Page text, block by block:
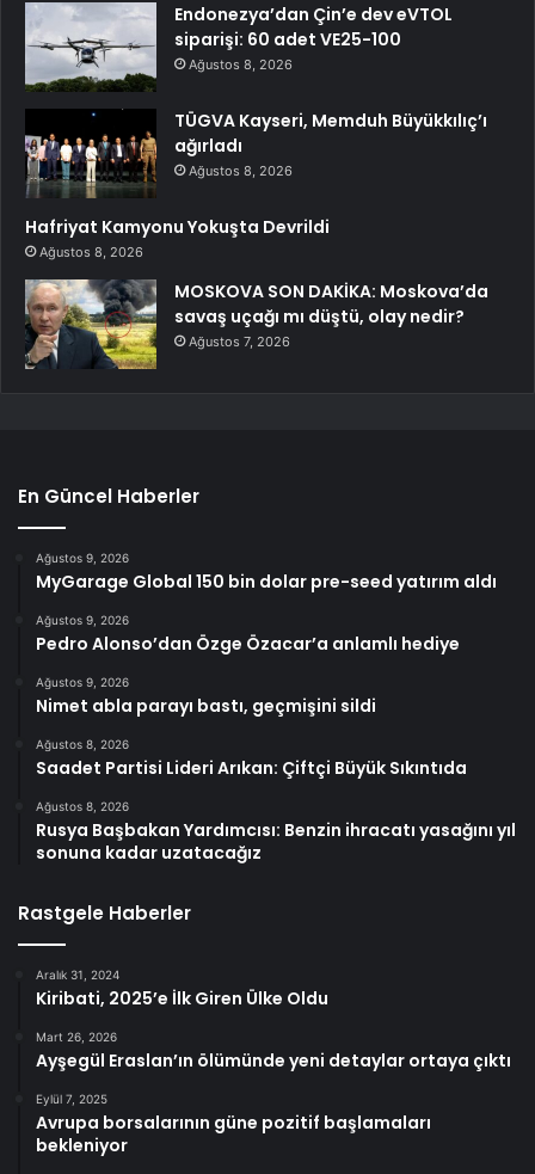
Endonezya’dan Çin’e dev eVTOL
siparişi: 60 adet VE25-100
Ağustos 8, 2026
TÜGVA Kayseri, Memduh Büyükkılıç’ı
ağırladı
Ağustos 8, 2026
Hafriyat Kamyonu Yokuşta Devrildi
Ağustos 8, 2026
MOSKOVA SON DAKİKA: Moskova’da
savaş uçağı mı düştü, olay nedir?
Ağustos 7, 2026
En Güncel Haberler
Ağustos 9, 2026
MyGarage Global 150 bin dolar pre-seed yatırım aldı
Ağustos 9, 2026
Pedro Alonso’dan Özge Özacar’a anlamlı hediye
Ağustos 9, 2026
Nimet abla parayı bastı, geçmişini sildi
Ağustos 8, 2026
Saadet Partisi Lideri Arıkan: Çiftçi Büyük Sıkıntıda
Ağustos 8, 2026
Rusya Başbakan Yardımcısı: Benzin ihracatı yasağını yıl
sonuna kadar uzatacağız
Rastgele Haberler
Aralık 31, 2024
Kiribati, 2025’e İlk Giren Ülke Oldu
Mart 26, 2026
Ayşegül Eraslan’ın ölümünde yeni detaylar ortaya çıktı
Eylül 7, 2025
Avrupa borsalarının güne pozitif başlamaları
bekleniyor